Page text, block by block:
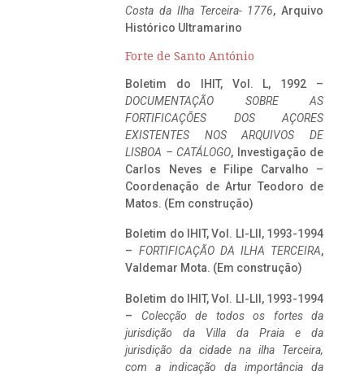
Costa da Ilha Terceira- 1776, Arquivo
Histórico Ultramarino
Forte de Santo António
Boletim do IHIT, Vol. L, 1992 –
DOCUMENTAÇÃO SOBRE AS
FORTIFICAÇÕES DOS AÇORES
EXISTENTES NOS ARQUIVOS DE
LISBOA – CATÁLOGO, Investigação de
Carlos Neves e Filipe Carvalho –
Coordenação de Artur Teodoro de
Matos. (Em construção)
Boletim do IHIT, Vol. LI-LII, 1993-1994
– FORTIFICAÇÃO DA ILHA TERCEIRA,
Valdemar Mota. (Em construção)
Boletim do IHIT, Vol. LI-LII, 1993-1994
– Colecção de todos os fortes da
jurisdição da Villa da Praia e da
jurisdição da cidade na ilha Terceira,
com a indicação da importância da